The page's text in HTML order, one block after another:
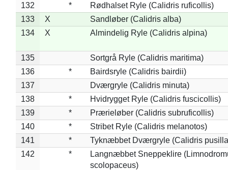
132
*
Rødhalset Ryle (Calidris ruficollis)
133
X
Sandløber (Calidris alba)
134
X Almindelig Ryle (Calidris alpina)
135
Sortgrå Ryle (Calidris maritima)
136
*
Bairdsryle (Calidris bairdii)
137
Dværgryle (Calidris minuta)
138
*
Hvidrygget Ryle (Calidris fuscicollis)
139
*
Prærieløber (Calidris subruficollis)
140
*
Stribet Ryle (Calidris melanotos)
141
*
Tyknæbbet Dværgryle (Calidris
142
*
Langnæbbet Sneppeklire
scolopaceus)